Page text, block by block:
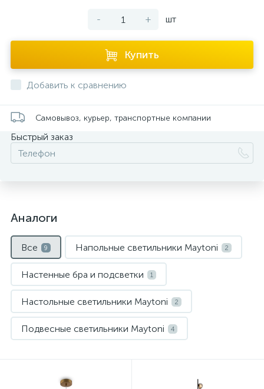
- + шт
Купить
Добавить к сравнению
Самовывоз, курьер, транспортные компании
Быстрый заказ
Аналоги
Все 9 Напольные светильники Maytoni 2
Настенные бра и подсветки 1
Настольные светильники Maytoni 2
Подвесные светильники Maytoni 4